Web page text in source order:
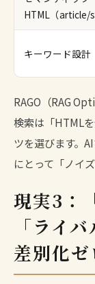
HTML（article/
キーワード設計
RAGO（RAG
検索は「HTML
ツを選びます。
にとって「ノイ
現実3：
「ライ
差別化ゼ